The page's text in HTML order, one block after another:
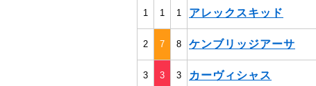
1 1 1 アレックスキッド
2 7 8 ケンブリッジアーサ
3 3 3 カーヴィシャス